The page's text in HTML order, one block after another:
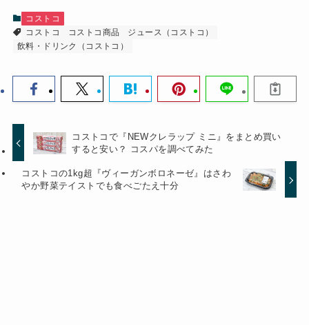
コストコ
コストコ
コストコ商品
ジュース（コストコ）
飲料・ドリンク（コストコ）
コストコで『NEWクレラップ ミニ』をまとめ買い
すると安い？ コスパを調べてみた
コストコの1kg超『ヴィーガンボロネーゼ』はさわ
やか野菜テイストでも食べごたえ十分